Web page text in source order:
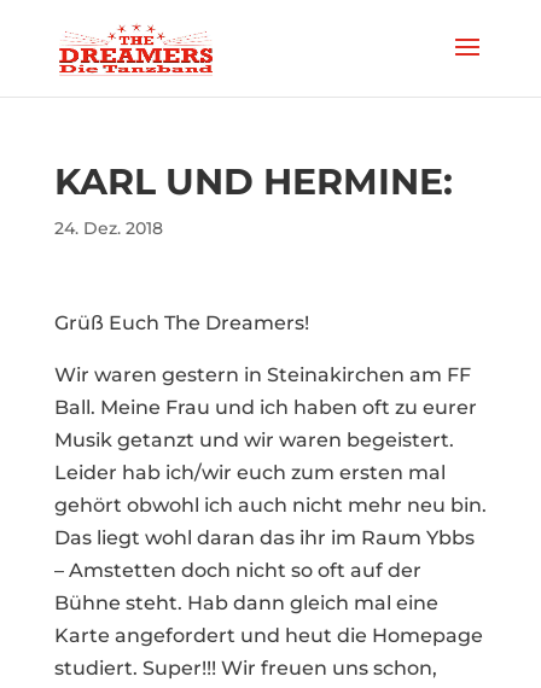
KARL UND HERMINE:
24. Dez. 2018
Grüß Euch The Dreamers!
Wir waren gestern in Steinakirchen am FF
Ball. Meine Frau und ich haben oft zu eurer
Musik getanzt und wir waren begeistert.
Leider hab ich/wir euch zum ersten mal
gehört obwohl ich auch nicht mehr neu bin.
Das liegt wohl daran das ihr im Raum Ybbs
– Amstetten doch nicht so oft auf der
Bühne steht. Hab dann gleich mal eine
Karte angefordert und heut die Homepage
studiert. Super!!! Wir freuen uns schon,